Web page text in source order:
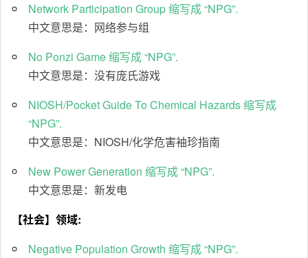
Network Participation Group 缩写成 “NPG”.
中文意思是：网络参与组
No Ponzi Game 缩写成 “NPG”.
中文意思是：没有庞氏游戏
NIOSH/Pocket Guide To Chemical Hazards 缩写成
“NPG”.
中文意思是：NIOSH/化学危害袖珍指南
New Power Generation 缩写成 “NPG”.
中文意思是：新发电
【社会】领域:
Negative Population Growth 缩写成 “NPG”.